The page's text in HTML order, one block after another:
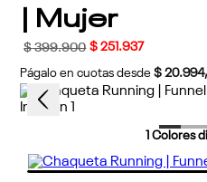
| Mujer
$ 399.900 $ 251 .937
Págalo en cuotas desde $
Colores